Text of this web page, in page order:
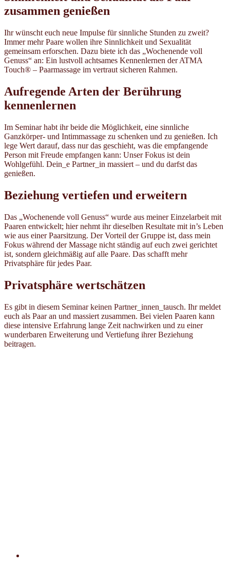
zusammen genießen
Ihr wünscht euch neue Impulse für sinnliche Stunden zu zweit?
Immer mehr Paare wollen ihre Sinnlichkeit und Sexualität
gemeinsam erforschen. Dazu biete ich das „Wochenende voll
Genuss“ an: Ein lustvoll achtsames Kennenlernen der ATMA
Touch® – Paarmassage im vertraut sicheren Rahmen.
Aufregende Arten der Berührung
kennenlernen
Im Seminar habt ihr beide die Möglichkeit, eine sinnliche
Ganzkörper- und Intimmassage zu schenken und zu genießen. Ich
lege Wert darauf, dass nur das geschieht, was die empfangende
Person mit Freude empfangen kann: Unser Fokus ist dein
Wohlgefühl. Dein_e Partner_in massiert – und du darfst das
genießen.
Beziehung vertiefen und erweitern
Das „Wochenende voll Genuss“ wurde aus meiner Einzelarbeit mit
Paaren entwickelt; hier nehmt ihr dieselben Resultate mit in’s Leben
wie aus einer Paarsitzung. Der Vorteil der Gruppe ist, dass mein
Fokus während der Massage nicht ständig auf euch zwei gerichtet
ist, sondern gleichmäßig auf alle Paare. Das schafft mehr
Privatsphäre für jedes Paar.
Privatsphäre wertschätzen
Es gibt in diesem Seminar keinen Partner_innen_tausch. Ihr meldet
euch als Paar an und massiert zusammen. Bei vielen Paaren kann
diese intensive Erfahrung lange Zeit nachwirken und zu einer
wunderbaren Erweiterung und Vertiefung ihrer Beziehung
beitragen.